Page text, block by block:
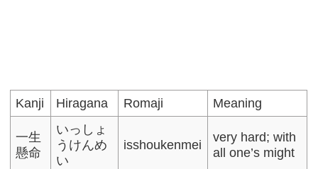
Kanji Hiragana Romaji Meaning
一生
懸命
いっしょ
うけんめ
い
isshoukenmei
very hard; with
all one’s might